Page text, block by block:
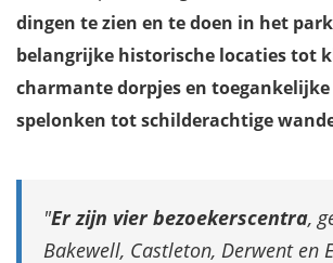
dingen te zien en te doen in het park
belangrijke historische locaties tot
charmante dorpjes en
spelonken tot schilderachtige
Er zijn vier bezoekerscentra,
Bakewell, Castleton, Derwent en